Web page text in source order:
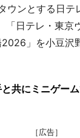
ウンとする日テ
「日テレ・東京
」を小豆沢
共にミニゲー
［広告］